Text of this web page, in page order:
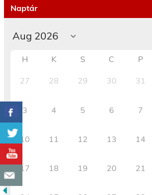
Naptár
H K S C P
27 28 29 30 31
3 4 5 6 7
10 11 12 13 14
17 18 19 20 21